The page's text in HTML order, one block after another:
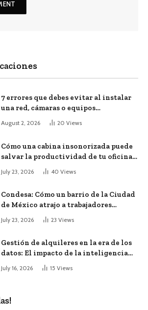
7 errores que debes evitar al instalar
una red, cámaras o equipos
tecnológicos en una empresa
August 2, 2026 20 Views
Cómo una cabina insonorizada puede
salvar la productividad de tu oficina
July 23, 2026 40 Views
Condesa: Cómo un barrio de la Ciudad
de México atrajo a trabajadores
remotos de todo el mundo
July 23, 2026 23 Views
Gestión de alquileres en la era de los
datos: El impacto de la inteligencia
July 16, 2026 15 Views